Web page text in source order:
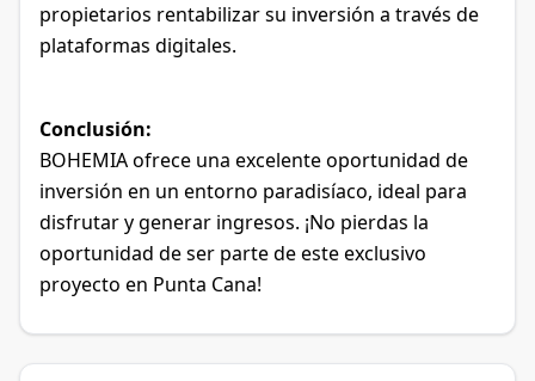
propietarios rentabilizarsu inversión a través de
plataformas digitales.
Conclusión:
BOHEMIA ofrece una excelenteoportunidad de
inversión en un entorno paradisíaco, ideal para
disfrutar y generar ingresos. ¡No pierdas la
oportunidad de ser parte de esteexclusivo
proyecto en Punta Cana!